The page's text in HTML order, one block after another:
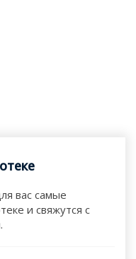
вас самые
и свяжутся с